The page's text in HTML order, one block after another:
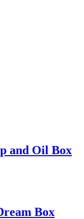
and Oil Box
Box